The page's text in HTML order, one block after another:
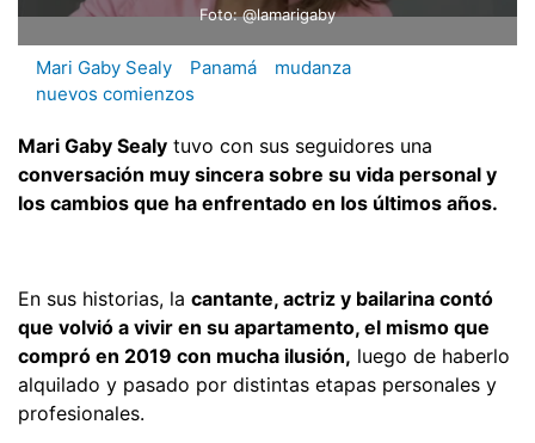
Foto: @lamarigaby
Mari Gaby Sealy Panamá
mudanza
nuevos comienzos
Mari Gaby Sealy tuvo con sus seguidores una
conversación muy sincera sobre su vida personal y
los cambios que ha enfrentado en los últimos años.
En sus historias, la cantante, actriz y bailarina contó
que volvió a vivir en su apartamento, el mismo que
compró en 2019 con mucha ilusión, luego de haberlo
alquilado y pasado por distintas etapas personales y
profesionales.